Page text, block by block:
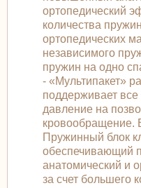
ортопедический
количества
ортопедических
независимого
пружин на одно
- «Мультипакет»
поддерживает
давление на
кровообращение.
Пружинный блок
обеспечивающий
анатомический и
за счет большего